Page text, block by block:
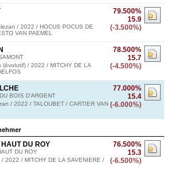
79.500%
15.9
(-3.500%)
/ 2022 / HOCUS POCUS DE
VAN PAEMEL
78.500%
15.7
(-4.500%)
(évolutif) / 2022 / MITCHY DE LA
77.000%
15.4
(-6.000%)
BOIS D'ARGENT
/ 2022 / TALOUBET / CARTIER VAN
76.500%
15.3
(-6.500%)
DU ROY
DU ROY
2022 / MITCHY DE LA SAVENIERE /